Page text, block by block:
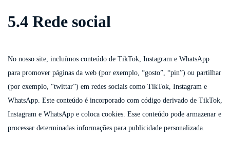
5.4 Rede social
No nosso site, incluímos conteúdo de TikTok, Instagram e WhatsApp
para promover páginas da web (por exemplo, “gosto”, “pin”) ou partilhar
(por exemplo, “twittar”) em redes sociais como TikTok, Instagram e
WhatsApp. Este conteúdo é incorporado com código derivado de TikTok,
Instagram e WhatsApp e coloca cookies. Esse conteúdo pode armazenar e
processar determinadas informações para publicidade personalizada.